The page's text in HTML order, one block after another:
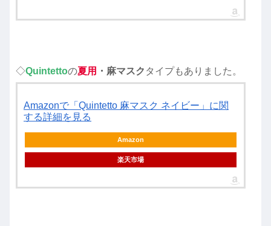
◇Quintettoの夏用 ・麻マスク タイプもありました。
Amazonで「Quintetto 麻マスク ネイビー」に関
する詳細を見る
Amazon
楽天市場